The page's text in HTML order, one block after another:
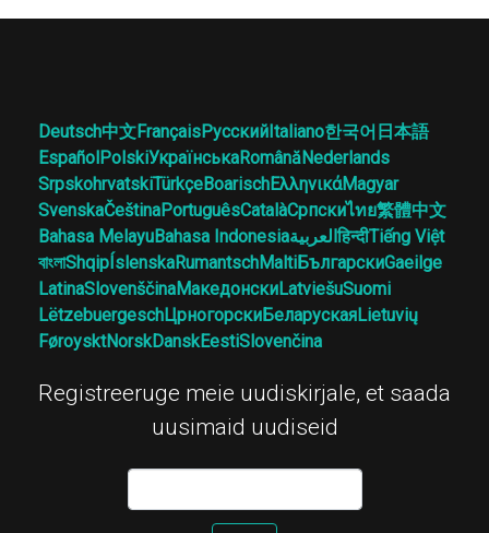
Deutsch中文FrançaisРусскийItaliano한국어 日本語
EspañolPolskiУкраїнськаRomânăNederlands
SrpskohrvatskiTürkçeBoarischΕλληνικάMagyar
SvenskaČeštinaPortuguêsCatalàСрпскиไทย繁體中文
Bahasa MelayuBahasa Indonesiaالعربيةहिन्दीTiếng Việt
বাংলাShqipÍslenskaRumantschMaltiБългарскиGaeilge
LatinaSlovenščinaМакедонскиLatviešuSuomi
LëtzebuergeschЦрногорскиБеларускаяLietuvių
FøroysktNorskDanskEestiSlovenčina
Registreeruge meie uudiskirjale, et saada
uusimaid uudiseid